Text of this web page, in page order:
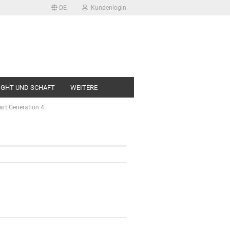
DE Kundenlogin
UND SCHAFT WEITERE
Generation 4